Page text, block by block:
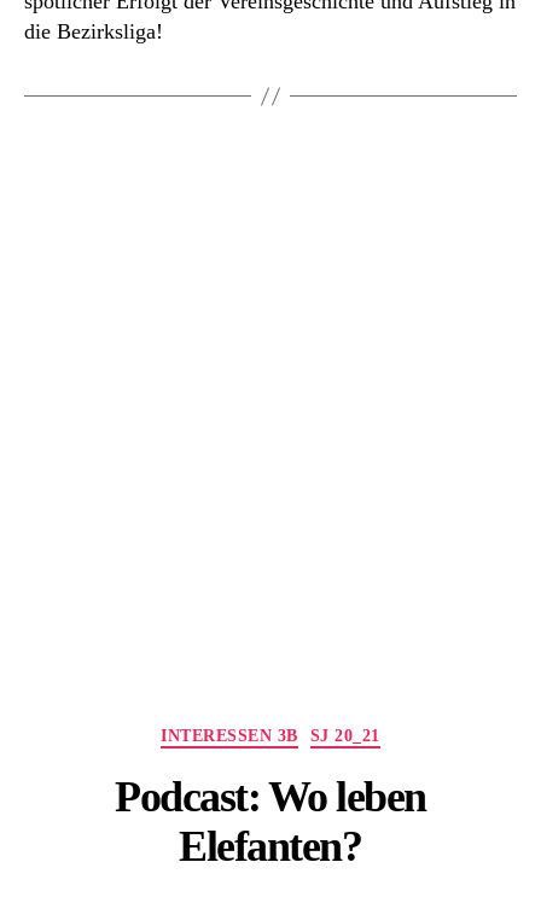
die Bezirksliga!
Kategorien
INTERESSEN 3B SJ 20_21
Podcast: Wo leben
Elefanten?